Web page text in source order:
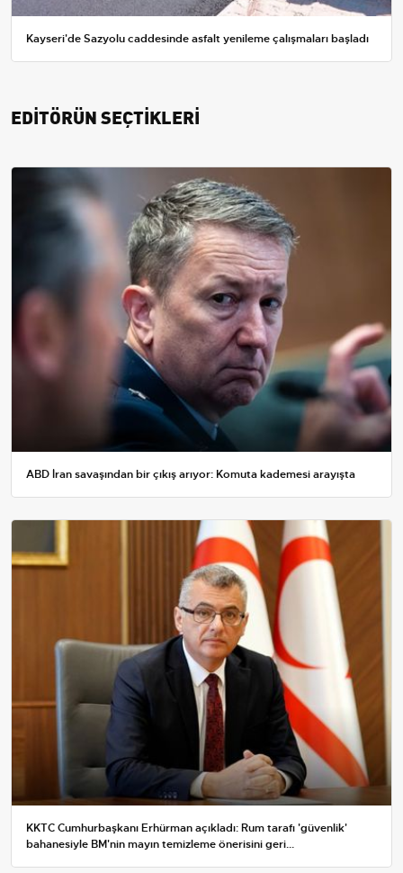
Kayseri'de Sazyolu caddesinde asfalt yenileme çalışmaları başladı
EDİTÖRÜN SEÇTİKLERİ
ABD İran savaşından bir çıkış arıyor: Komuta kademesi arayışta
KKTC Cumhurbaşkanı Erhürman açıkladı: Rum tarafı 'güvenlik'
bahanesiyle BM'nin mayın temizleme önerisini geri...